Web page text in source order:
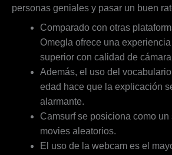
personas geniales y pasar un buen
Comparado con otras
Omegla ofrece una
superior con calidad de
Además, el uso del
edad hace que la explicación
alarmante.
Camsurf se posiciona como un
movies aleatorios.
El uso de la webcam es el